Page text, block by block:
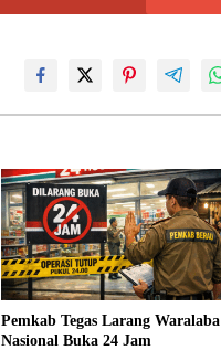
Pemkab Tegas Larang Waralaba
Nasional Buka 24 Jam